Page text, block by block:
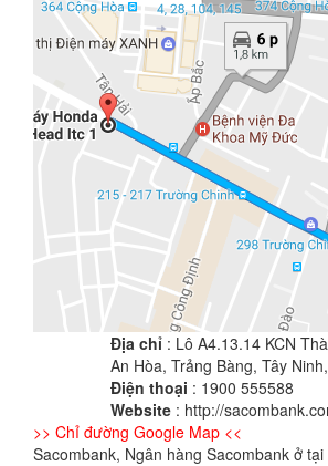
Địa chỉ : Lô A4.13.14 KCN
An Hòa, Trảng Bàng, Tây
Điện thoại : 1900 555588
Website : http://
>> Chỉ đường Google Map <<
Sacombank, Ngân hàng Sacombank ở tại